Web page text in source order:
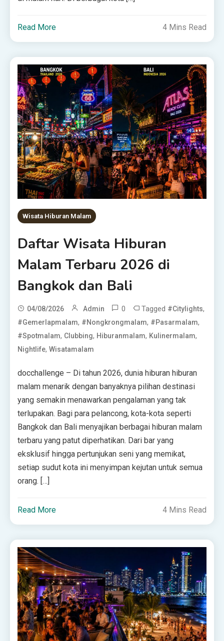
Read More 4 Mins Read
Wisata Hiburan Malam
Daftar Wisata Hiburan
Malam Terbaru 2026 di
Bangkok dan Bali
04/08/2026 Admin 0 Tagged #citylights,
#gemerlapmalam, #nongkrongmalam, #pasarmalam,
#spotmalam, Clubbing, Hiburanmalam, Kulinermalam,
Nightlife,Wisatamalam
docchallenge – Di tahun 2026, dunia hiburan hiburan
malam menarik dengan banyaknya pilihan destinasi
yang semakin menawarkan pengalaman yang tak
terlupakan. Bagi para pelancong, kota-kota seperti
Bangkok dan Bali menyajikan berbagai hiburan malam
terbaru yang patut diperhatikan. Dari bar yang
eksklusif hingga pertunjukan seni yang memikat,
setiap sudut kota ini menyimpan kejutan untuk semua
orang. […]
Read More 4 Mins Read